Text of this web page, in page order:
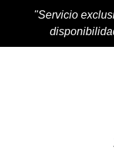
"Servicio